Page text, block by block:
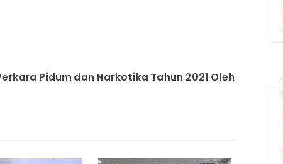
Pidum dan Narkotika Tahun 2021 Oleh